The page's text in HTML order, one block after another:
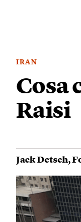
IRAN
Cosa
Raisi
Jack Detsch,